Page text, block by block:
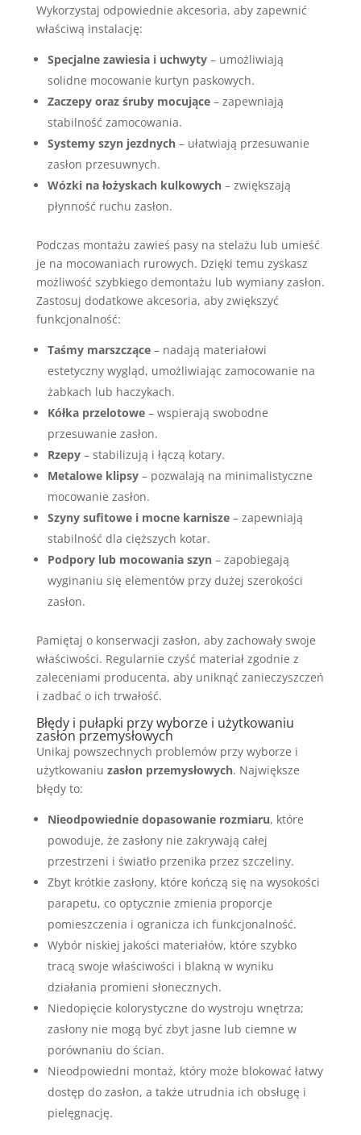
Wykorzystaj odpowiednie akcesoria, aby zapewnić
właściwą instalację:
Specjalne zawiesia i uchwyty– umożliwiają
solidne mocowanie kurtyn paskowych.
Zaczepy oraz śruby mocujące– zapewniają
stabilność zamocowania.
Systemy szyn jezdnych– ułatwiają przesuwanie
zasłon przesuwnych.
Wózki na łożyskach kulkowych– zwiększają
płynność ruchu zasłon.
Podczas montażu zawieś pasy na stelażu lub umieść
je na mocowaniach rurowych. Dzięki temu zyskasz
możliwość szybkiego demontażu lub wymiany zasłon.
Zastosuj dodatkowe akcesoria, aby zwiększyć
funkcjonalność:
Taśmy marszczące– nadają materiałowi
estetyczny wygląd, umożliwiając zamocowanie na
żabkach lub haczykach.
Kółka przelotowe– wspierają swobodne
przesuwanie zasłon.
Rzepy– stabilizują i łączą kotary.
Metalowe klipsy– pozwalają na minimalistyczne
mocowanie zasłon.
Szyny sufitowe i mocne karnisze– zapewniają
stabilność dla cięższych kotar.
Podpory lub mocowania szyn– zapobiegają
wyginaniu się elementów przy dużej szerokości
zasłon.
Pamiętaj o konserwacji zasłon, aby zachowały swoje
właściwości. Regularnie czyść materiał zgodnie z
zaleceniami producenta, aby uniknąć zanieczyszczeń
i zadbać o ich trwałość.
Błędy i pułapki przy wyborze i użytkowaniu
zasłon przemysłowych
Unikaj powszechnych problemów przy wyborze i
użytkowaniu zasłon przemysłowych. Największe
błędy to:
Nieodpowiednie dopasowanie rozmiaru, które
powoduje, że zasłony nie zakrywają całej
przestrzeni i światło przenika przez szczeliny.
Zbyt krótkie zasłony, które kończą się na wysokości
parapetu, co optycznie zmienia proporcje
pomieszczenia i ogranicza ich funkcjonalność.
Wybór niskiej jakości materiałów, które szybko
tracą swoje właściwości i blakną w wyniku
działania promieni słonecznych.
Niedopięcie kolorystyczne do wystroju wnętrza;
zasłony nie mogą być zbyt jasne lub ciemne w
porównaniu do ścian.
Nieodpowiedni montaż, który może blokować łatwy
dostęp do zasłon, a także utrudnia ich obsługę i
pielęgnację.